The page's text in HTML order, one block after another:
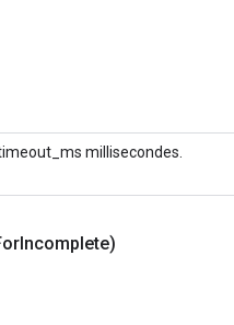
millisecondes.
Incomplete)